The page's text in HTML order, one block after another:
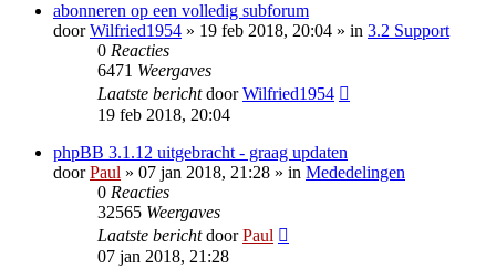
abonneren op een volledig subforum
doorWilfried1954 » 19 feb 2018, 20:04 » in 3.2 Support
0 Reacties
6471 Weergaves
Laatste berichtdoorWilfried1954
19 feb 2018, 20:04
phpBB 3.1.12 uitgebracht - graag updaten
doorPaul » 07 jan 2018, 21:28 » in Mededelingen
0 Reacties
32565 Weergaves
Laatste berichtdoorPaul
07 jan 2018, 21:28